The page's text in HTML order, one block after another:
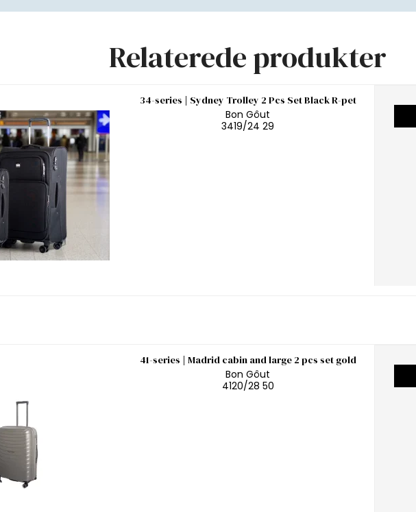
Relaterede produkter
34-series | Sydney Trolley 2 Pcs Set Black R-pet
Bon Gôut
3419/24 29
41-series | Madrid cabin and large 2 pcs set gold
Bon Gôut
4120/28 50